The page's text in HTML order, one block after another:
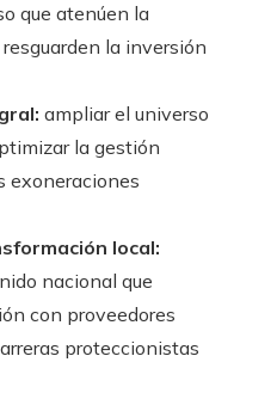
que atenúen la
la inversión
ampliar el universo
la gestión
exoneraciones
local:
nacional que
con proveedores
proteccionistas